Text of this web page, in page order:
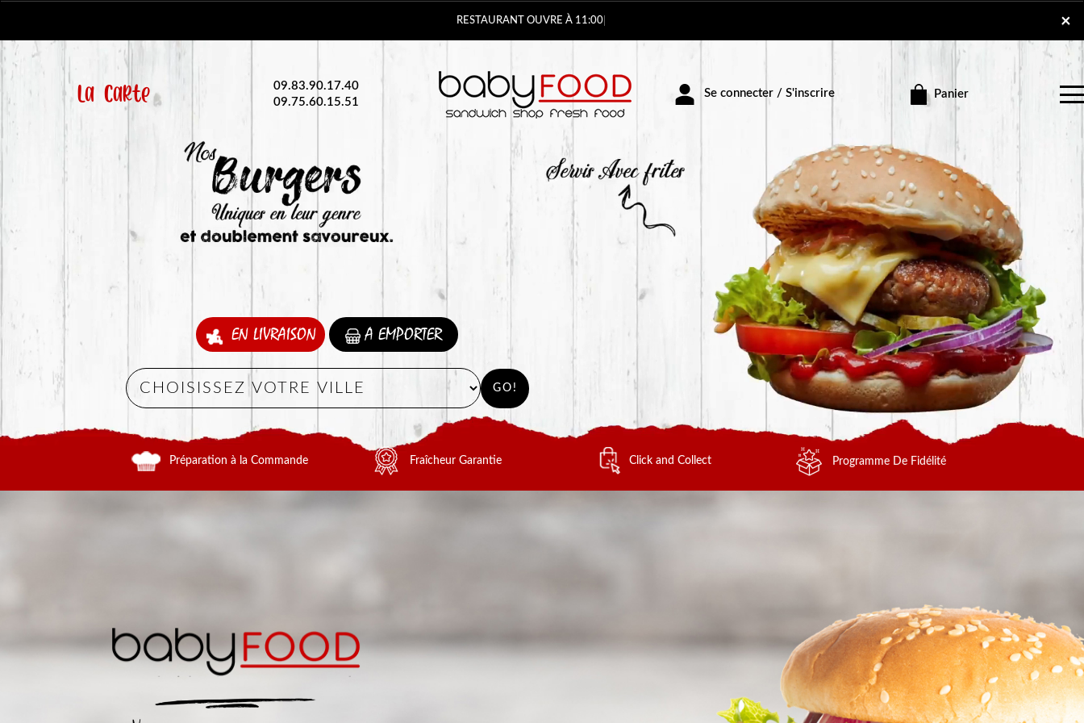
×
Vous pouvez c
La Carte
09.83.90.17.40
09.75.60.15.51
Se connecter / S'inscrire Panier
×
EN LIVRAISON A EMPORTER
GO!
Préparation à la Commande Fraîcheur Garantie Click and Collect Programme De Fidélité